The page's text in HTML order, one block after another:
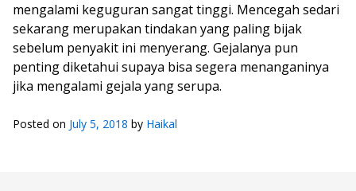
mengalami keguguran sangat tinggi. Mencegah sedari
sekarang merupakan tindakan yang paling bijak
sebelum penyakit ini menyerang. Gejalanya pun
penting diketahui supaya bisa segera menanganinya
jika mengalami gejala yang serupa.
Posted on July 5, 2018 by Haikal